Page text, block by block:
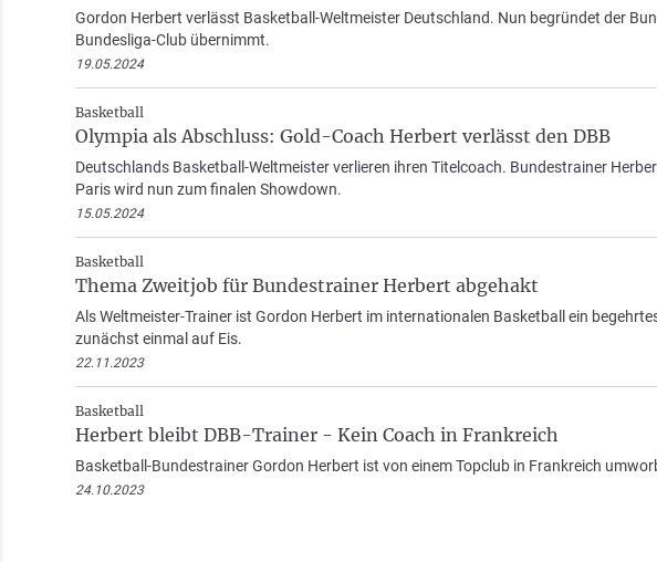
Gordon Herbert verlässt Basketball-Weltmeister Deutschland. Nun begründet der
Bundesliga-Club übernimmt.
19.05.2024
Basketball
Olympia als Abschluss: Gold-Coach Herbert verlässt den DBB
Deutschlands Basketball-Weltmeister verlieren ihren Titelcoach. Bundestrainer
Paris wird nun zum finalen Showdown.
15.05.2024
Basketball
Thema Zweitjob für Bundestrainer Herbert abgehakt
Als Weltmeister-Trainer ist Gordon Herbert im internationalen Basketball ein
zunächst einmal auf Eis.
22.11.2023
Basketball
Herbert bleibt DBB-Trainer - Kein Coach in Frankreich
Basketball-Bundestrainer Gordon Herbert ist von einem Topclub in Frankreich
24.10.2023